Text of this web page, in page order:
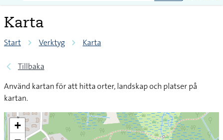
Karta
Start Verktyg Karta
Tillbaka
Använd kartan för att hitta orter, landskap och platser på
kartan.
+